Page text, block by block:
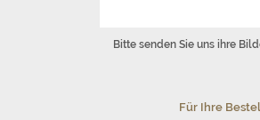
Bitte senden Sie uns ihre
Für Ihre